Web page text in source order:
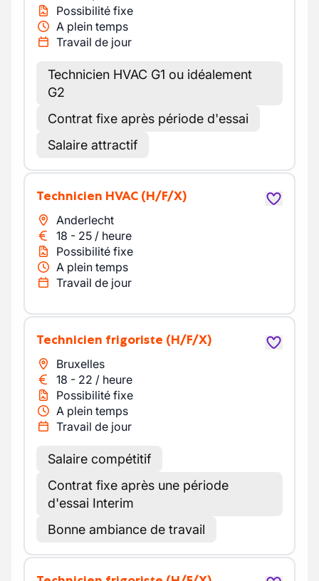
Possibilité fixe
A plein temps
Travail de jour
Technicien HVAC G1 ou idéalement
G2
Contrat fixe après période d'essai
Salaire attractif
Technicien HVAC (H/F/X)
Anderlecht
18 - 25 / heure
Possibilité fixe
A plein temps
Travail de jour
Technicien frigoriste (H/F/X)
Bruxelles
18 - 22 / heure
Possibilité fixe
A plein temps
Travail de jour
Salaire compétitif
Contrat fixe après une période
d'essai Interim
Bonne ambiance de travail